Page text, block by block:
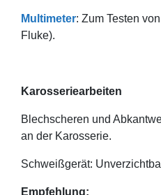
Multimeter: Zum Testen
Fluke).
Karosseriearbeiten
Blechscheren und
an der Karosserie.
Schweißgerät:
Empfehlung: